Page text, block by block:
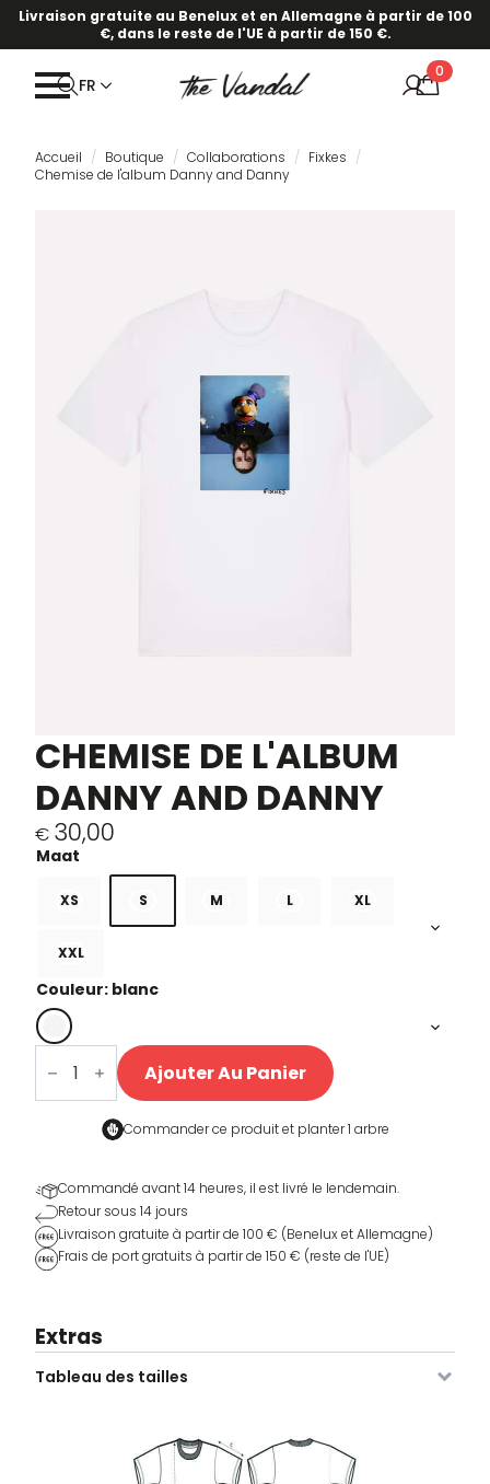
Livraison gratuite au Benelux et en Allemagne à partir de 100
€, dans le reste de l'UE à partir de 150 €.
FR
0
Accueil Boutique Collaborations
Fixkes
Chemise de l'album Danny and Danny
CHEMISE DE L'ALBUM
DANNY AND DANNY
€ 30,00
XS S M L XL
XXL
Couleur: blanc
quantité
de
Danny
en
albumshirt
Ajouter Au Panier
Commander ce produit et planter 1 arbre
Commandé avant 14 heures, il est livré le lendemain.
Retour sous 14 jours
Livraison gratuite à partir de 100 € (Benelux et Allemagne)
Frais de port gratuits à partir de 150 € (reste de l'UE)
Extras
Tableau des tailles